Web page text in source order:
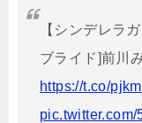
【シンデレラ
ブライド]前川
https://t.co/